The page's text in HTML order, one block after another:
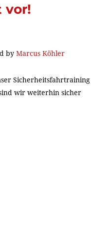
vor!
by Marcus Köhler
Sicherheitsfahrtraining
wir weiterhin sicher